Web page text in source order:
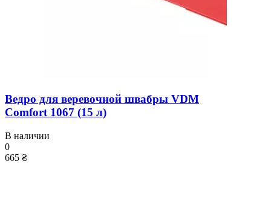
Ведро для веревочной швабры VDM
Comfort 1067 (15 л)
В наличии
0
665 ₴